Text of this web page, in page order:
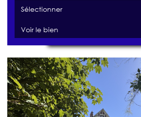
Sélectionner
Voir le bien